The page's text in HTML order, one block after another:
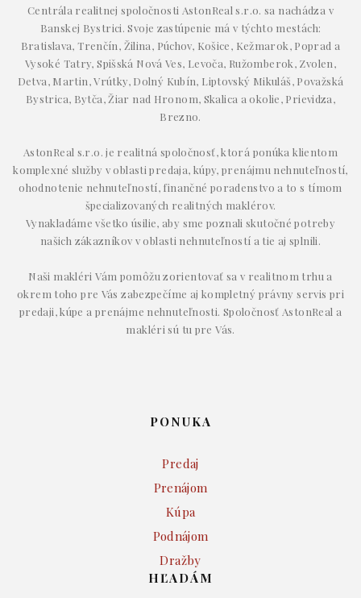
Centrála realitnej spoločnosti AstonReal s.r.o. sa nachádza v
Banskej Bystrici. Svoje zastúpenie má v týchto mestách:
Bratislava, Trenčín, Žilina, Púchov, Košice, Kežmarok, Poprad a
Vysoké Tatry, Spišská Nová Ves, Levoča, Ružomberok, Zvolen,
Detva, Martin, Vrútky, Dolný Kubín, Liptovský Mikuláš, Považská
Bystrica, Bytča, Žiar nad Hronom, Skalica a okolie, Prievidza,
Brezno.
AstonReal s.r.o. je realitná spoločnosť, ktorá ponúka klientom
komplexné služby v oblasti predaja, kúpy, prenájmu nehnuteľností,
ohodnotenie nehnuteľností, finančné poradenstvo a to s tímom
špecializovaných realitných maklérov.
Vynakladáme všetko úsilie, aby sme poznali skutočné potreby
našich zákazníkov v oblasti nehnuteľností a tie aj splnili.
Naši makléri Vám pomôžu zorientovať sa v realitnom trhu a
okrem toho pre Vás zabezpečíme aj kompletný právny servis pri
predaji, kúpe a prenájme nehnuteľnosti. Spoločnosť AstonReal a
makléri sú tu pre Vás.
PONUKA
Predaj
Prenájom
Kúpa
Podnájom
Dražby
HĽADÁM